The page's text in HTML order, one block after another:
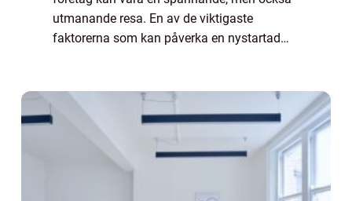
utmanande resa. En av de viktigaste
faktorerna som kan påverka en nystartad
nystartade f...